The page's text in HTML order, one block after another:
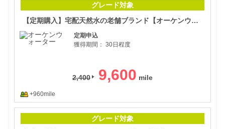
グレード対象
【定期購入】宅配天然水の老舗ブランド【オーケンウォーター】の次世代型ウォーターサーバー
定期申込
獲得期間： 30日程度
2,400 9,600
+960mile
グレード対象